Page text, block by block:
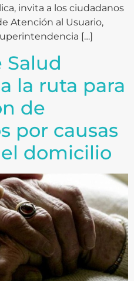
invita a los ciudadanos
Atención al Usuario,
[…]
Salud
la ruta para
de
por causas
domicilio